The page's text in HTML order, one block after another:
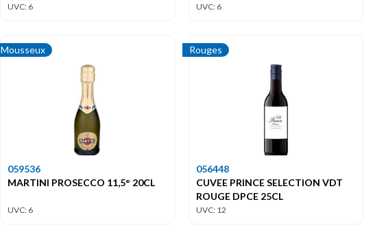
UVC: 6 UVC: 6
Mousseux
059536
MARTINI PROSECCO 11,5° 20CL
UVC: 6
Rouges
056448
CUVEE PRINCE SELECTION VDT
ROUGE DPCE 25CL
UVC: 12